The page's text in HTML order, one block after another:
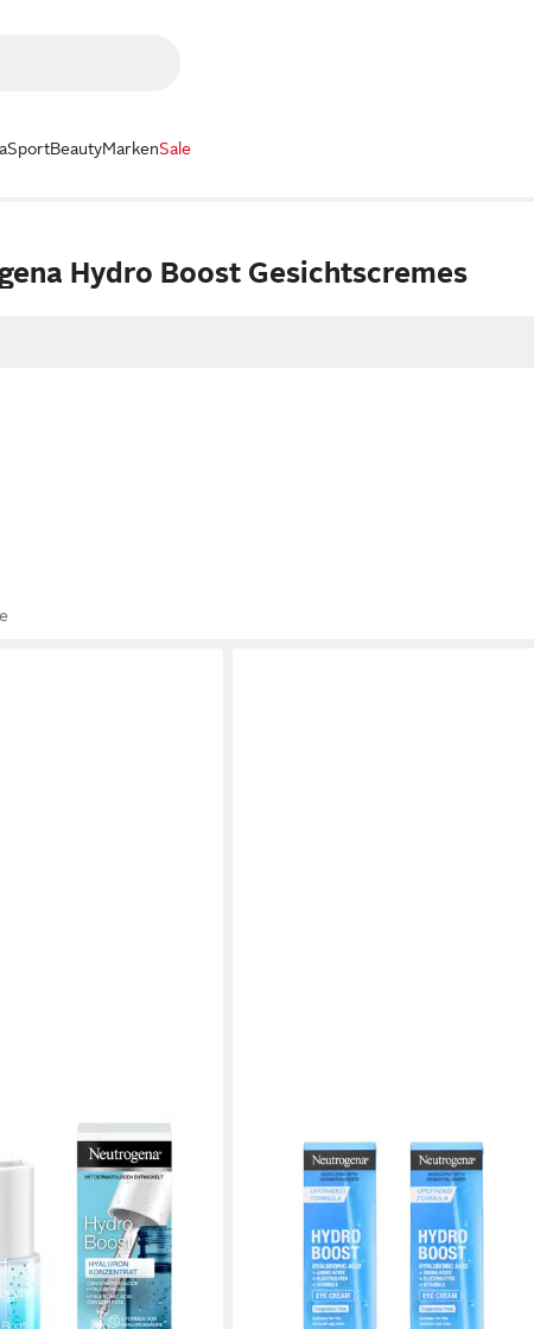
SportBeautyMarkenSale
Hydro Boost Gesichtscremes